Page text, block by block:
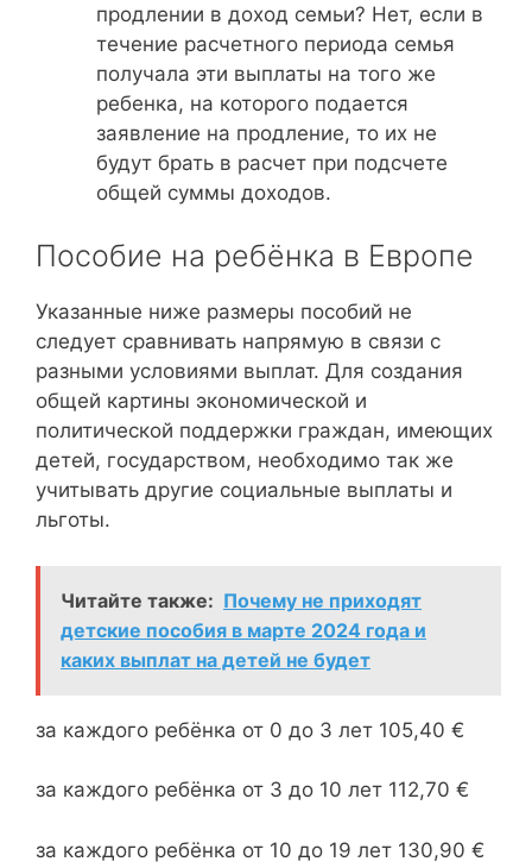
продлении в доход семьи? Нет, если в
течение расчетного периода семья
получала эти выплаты на того же
ребенка, на которого подается
заявление на продление, то их не
будут брать в расчет при подсчете
общей суммы доходов.
Пособие на ребёнка в Европе
Указанные ниже размеры пособий не
следует сравнивать напрямую в связи с
разными условиями выплат. Для создания
общей картины экономической и
политической поддержки граждан, имеющих
детей, государством, необходимо так же
учитывать другие социальные выплаты и
льготы.
Читайте также: Почему не приходят
детские пособия в марте 2024 года и
каких выплат на детей не будет
за каждого ребёнка от 0 до 3 лет 105,40 €
за каждого ребёнка от 3 до 10 лет 112,70 €
за каждого ребёнка от 10 до 19 лет 130,90 €